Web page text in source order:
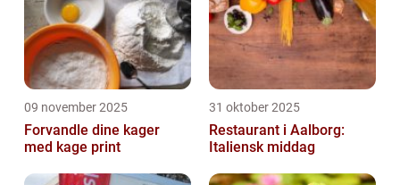
09 november 2025
Forvandle dine kager
med kage print
31 oktober 2025
Restaurant i Aalborg:
Italiensk middag